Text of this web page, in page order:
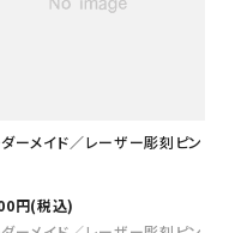
ーメイド／レーザー彫刻ピン
円(税込)